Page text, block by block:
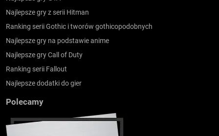
Najlepsze gry z serii Hitman
Ranking serii Gothic i tworów gothicopodobnych
Najlepsze gry na podstawie anime
Najlepsze gry Call of Duty
Ranking serii Fallout
Najlepsze dodatki do gier
Polecamy